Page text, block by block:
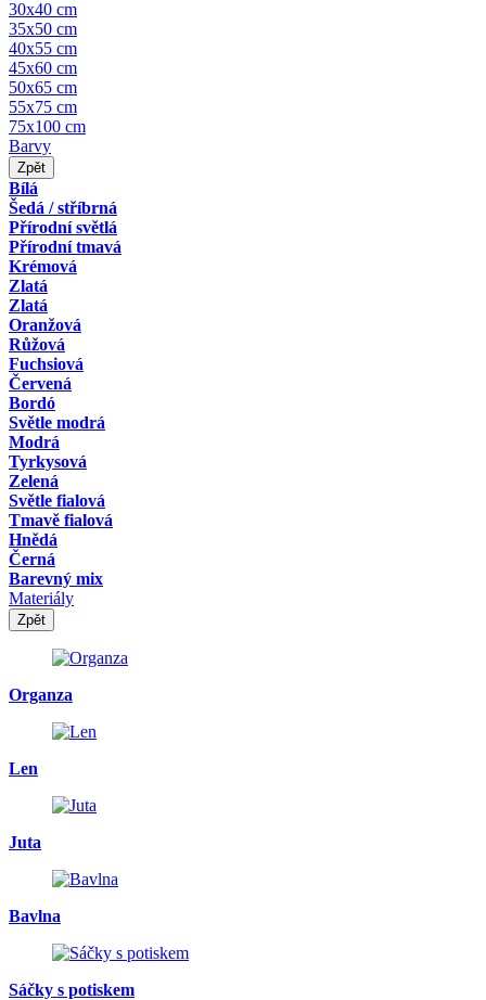
30x40 cm
35x50 cm
40x55 cm
45x60 cm
50x65 cm
55x75 cm
75x100 cm
Barvy
Zpět
Bílá
Šedá / stříbrná
Přírodní světlá
Přírodní tmavá
Krémová
Zlatá
Zlatá
Oranžová
Růžová
Fuchsiová
Červená
Bordó
Světle modrá
Modrá
Tyrkysová
Zelená
Světle fialová
Tmavě fialová
Hnědá
Černá
Barevný mix
Materiály
Zpět
Organza
Len
Juta
Bavlna
Sáčky s potiskem